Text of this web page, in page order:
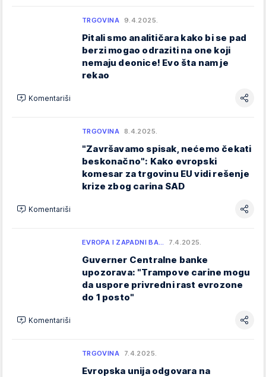
TRGOVINA 9.4.2025.
Pitali smo analitičara kako bi se pad
berzi mogao odraziti na one koji
nemaju deonice! Evo šta nam je
rekao
Komentariši
TRGOVINA 8.4.2025.
"Završavamo spisak, nećemo čekati
beskonačno": Kako evropski
komesar za trgovinu EU vidi rešenje
krize zbog carina SAD
Komentariši
EVROPA I ZAPADNI BA… 7.4.2025.
Guverner Centralne banke
upozorava: "Trampove carine mogu
da uspore privredni rast evrozone
do 1 posto"
Komentariši
TRGOVINA 7.4.2025.
Evropska unija odgovara na